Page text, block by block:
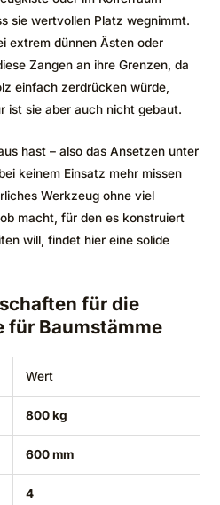
sie wertvollen Platz wegnimmt.
extrem dünnen Ästen oder
Zangen an ihre Grenzen, da
einfach zerdrücken würde,
ist sie aber auch nicht gebaut.
hast – also das Ansetzen unter
keinem Einsatz mehr missen
Werkzeug ohne viel
macht, für den es konstruiert
will, findet hier eine solide
für die
für Baumstämme
Wert
800 kg
600 mm
4